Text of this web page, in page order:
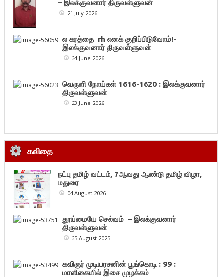
– இலக்குவனார் திருவள்ளுவன்
21 July 2026
ல கரத்தை rh எனக் குறிப்பிடுவோம்!-
இலக்குவனார் திருவள்ளுவன்
24 June 2026
வெருளி நோய்கள் 1616-1620 : இலக்குவனார்
திருவள்ளுவன்
23 June 2026
கவிதை
நட்பு தமிழ் வட்டம், 7ஆவது ஆண்டு தமிழ் விழா,
மதுரை
04 August 2026
தூய்மையே செல்வம் – இலக்குவனார்
திருவள்ளுவன்
25 August 2025
கவிஞர் முடியரசனின் பூங்கொடி : 99 :
மாளிகையில் இசை முழக்கம்